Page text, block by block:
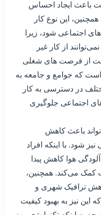
باعث ایجاد احساس
این نوع کار
اجتماعی شود، زیرا
از کار غیر
از فرصت های شغلی
که جوامع و جامعه به
در دسترسی به کار
اجتماعی جلوگیری
باعث کاهش
شود. با اینکه افراد
هوا کاهش پیدا
کمک می‌کند. همچنین،
ترافیک شهری و
این نیز به بهبود کیفیت